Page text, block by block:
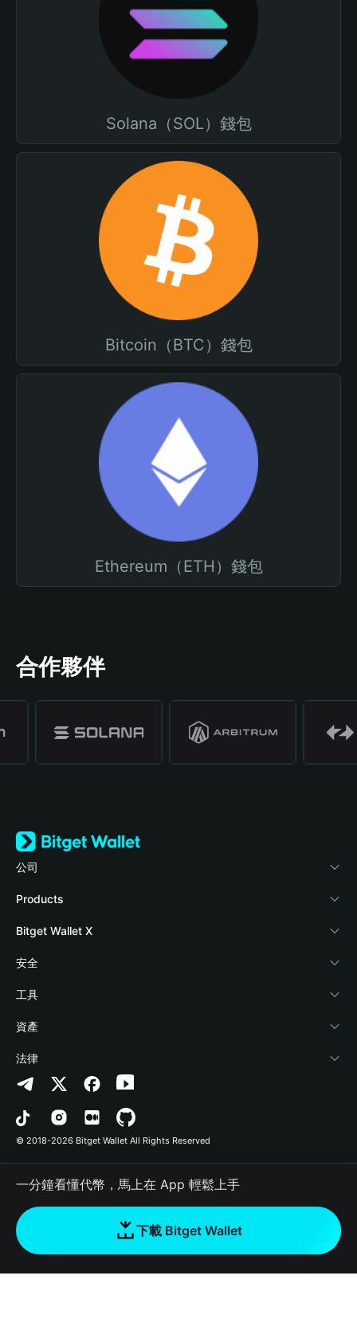
Solana（SOL）錢包
Bitcoin（BTC）錢包
Ethereum（ETH）錢包
合作夥伴
公司
關於 Bitget Wallet
部落格
學院
加密資訊
幫助中心
‌聯繫我們
品牌資源
工作機會
Products
Crypto Card
Stablecoin Earn
Payfi Crypto
Crypto Swap API
Altcoin Season Index
Prediction Markets
DApp
RWA
如何購買加密貨幣
Bitget Wallet X
開發者文件
連接錢包
Bitget Wallet Pay
合作上架
安全
風險保障基金
安全防護技術
工具
快捷買幣
授權檢測
合約檢測
批次轉帳
資產
Arbitrum
Avalanche
Bitcoin
Polygon
法律
隱私協議
用戶使用協議
© 2018-2026 Bitget Wallet All Rights Reserved
一分鐘看懂代幣，馬上在 App 輕鬆上手
下載 Bitget Wallet